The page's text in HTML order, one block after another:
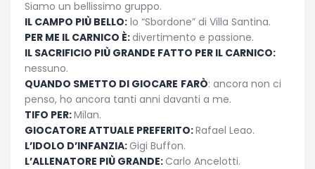
Siamo un bellissimo gruppo.
IL CAMPO PIÙ BELLO: lo “Sbordone” di Villa Santina.
PER ME IL CARNICO È:divertimento e passione.
IL SACRIFICIO PIÙ GRANDE FATTO PER IL CARNICO:
nessuno.
QUANDO SMETTO DI GIOCARE FARÒ: ancora non ci
penso, ho ancora tanti anni davanti a me.
TIFO PER:Milan.
GIOCATORE ATTUALE PREFERITO:Rafael Leao.
L’IDOLO D’INFANZIA:Gigi Buffon.
L’ALLENATORE PIÙ GRANDE:Carlo Ancelotti.